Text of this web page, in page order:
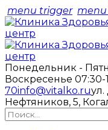
menu trigger
Понедельник -
Воскресенье 07:30-
70info@vitalko.ru
Нефтяников, 5,